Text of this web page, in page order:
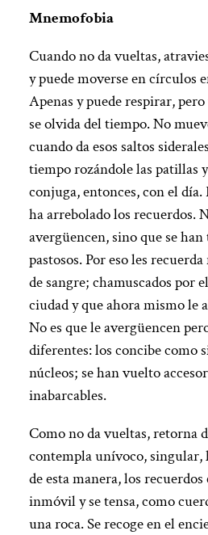
Mnemofobia
Cuando no da vueltas,
y puede moverse en círculos
Apenas y puede respirar,
se olvida del tiempo. No
cuando da esos saltos
tiempo rozándole las patillas
conjuga, entonces, con el
ha arrebolado los recuerdos.
avergüencen, sino que se
pastosos. Por eso les
de sangre; chamuscados por
ciudad y que ahora mismo le
No es que le avergüencen
diferentes: los concibe como
núcleos; se han vuelto
inabarcables.
Como no da vueltas, retorna
contempla unívoco, singular,
de esta manera, los recuerdos
inmóvil y se tensa, como
una roca. Se recoge en el